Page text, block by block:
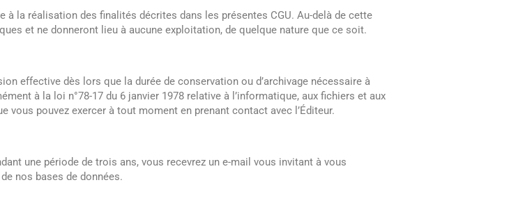
la réalisation des finalités décrites dans les présentes CGU. Au-delà de cette
et ne donneront lieu à aucune exploitation, de quelque nature que ce soit.
effective dès lors que la durée de conservation ou d’archivage nécessaire à
à la loi n°78-17 du 6 janvier 1978 relative à l’informatique, aux fichiers et aux
vous pouvez exercer à tout moment en prenant contact avec l’Éditeur.
une période de trois ans, vous recevrez un e-mail vous invitant à vous
nos bases de données.